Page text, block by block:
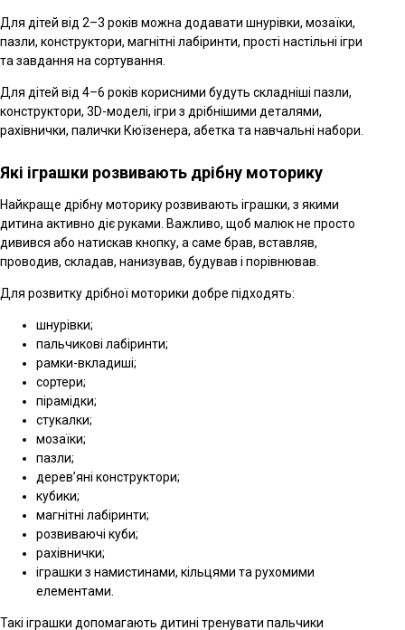
Для дітей від 2–3 років можна додавати шнурівки, мозаїки,
пазли, конструктори, магнітні лабіринти, прості настільні ігри
та завдання на сортування.
Для дітей від 4–6 років корисними будуть складніші пазли,
конструктори, 3D-моделі, ігри з дрібнішими деталями,
рахівнички, палички Кюїзенера, абетка та навчальні набори.
Які іграшки розвивають дрібну моторику
Найкраще дрібну моторику розвивають іграшки, з якими
дитина активно діє руками. Важливо, щоб малюк не просто
дивився або натискав кнопку, а саме брав, вставляв,
проводив, складав, нанизував, будував і порівнював.
Для розвитку дрібної моторики добре підходять:
шнурівки;
пальчикові лабіринти;
рамки-вкладиші;
сортери;
пірамідки;
стукалки;
мозаїки;
пазли;
дерев’яні конструктори;
кубики;
магнітні лабіринти;
розвиваючі куби;
рахівнички;
іграшки з намистинами, кільцями та рухомими
елементами.
Такі іграшки допомагають дитині тренувати пальчики